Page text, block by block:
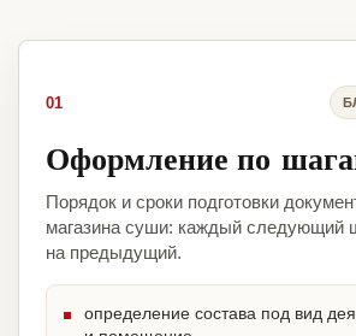
01
Оформление по
Порядок и сроки подготовки
магазина суши: каждый следующий
на предыдущий.
определение состава под вид